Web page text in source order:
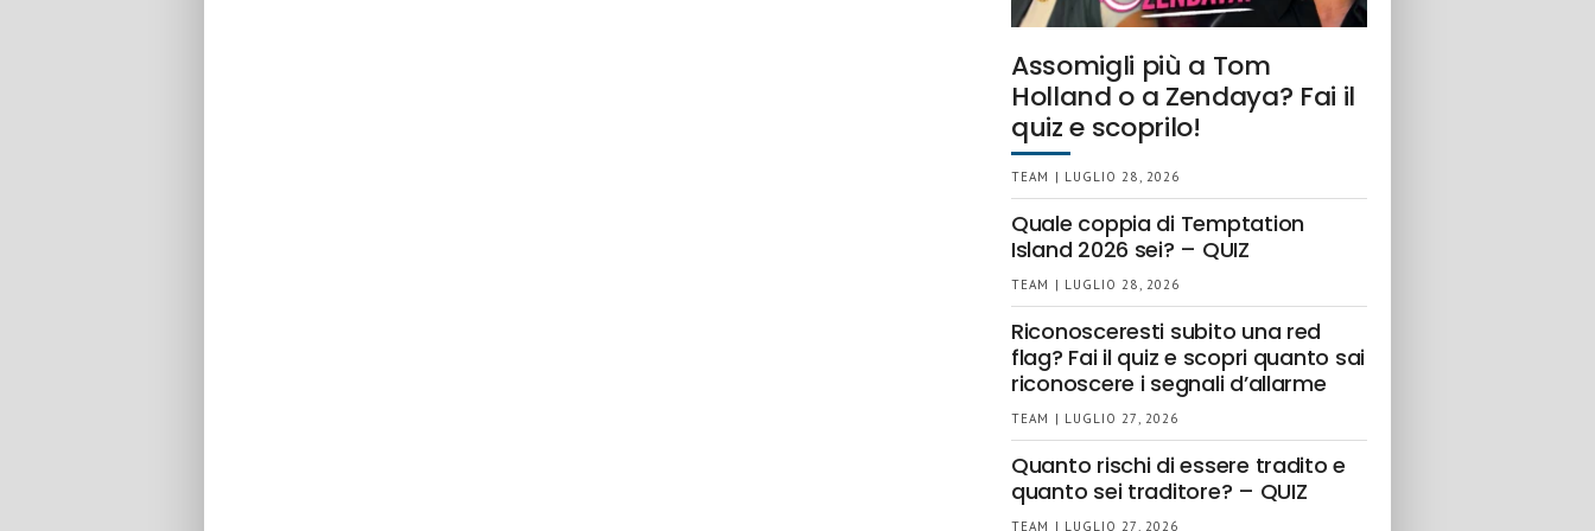
Assomigli più a Tom
Holland o a Zendaya? Fai il
quiz e scoprilo!
TEAM | LUGLIO 28, 2026
Quale coppia di Temptation
Island 2026 sei? – QUIZ
TEAM | LUGLIO 28, 2026
Riconosceresti subito una red
flag? Fai il quiz e scopri quanto sai
riconoscere i segnali d’allarme
TEAM | LUGLIO 27, 2026
Quanto rischi di essere tradito e
quanto sei traditore? – QUIZ
TEAM | LUGLIO 27, 2026